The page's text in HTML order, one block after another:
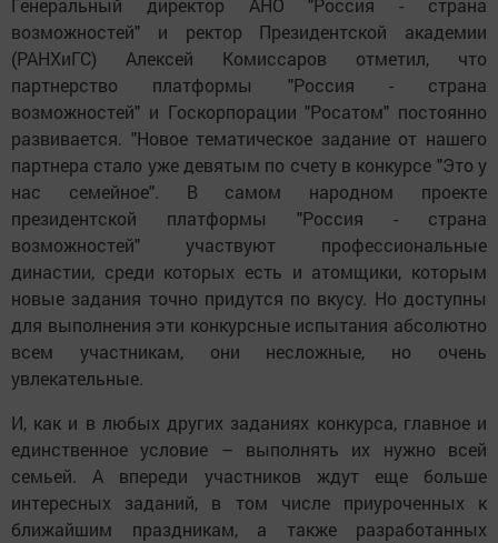
Генеральный директор АНО "Россия - страна
возможностей" и ректор Президентской академии
(РАНХиГС) Алексей Комиссаров отметил, что
партнерство платформы "Россия - страна
возможностей" и Госкорпорации "Росатом" постоянно
развивается. "Новое тематическое задание от нашего
партнера стало уже девятым по счету в конкурсе "Это у
нас семейное". В самом народном проекте
президентской платформы "Россия - страна
возможностей" участвуют профессиональные
династии, среди которых есть и атомщики, которым
новые задания точно придутся по вкусу. Но доступны
для выполнения эти конкурсные испытания абсолютно
всем участникам, они несложные, но очень
увлекательные.
И, как и в любых других заданиях конкурса, главное и
единственное условие – выполнять их нужно всей
семьей. А впереди участников ждут еще больше
интересных заданий, в том числе приуроченных к
ближайшим праздникам, а также разработанных